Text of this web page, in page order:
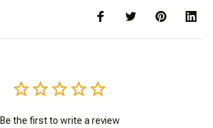
Be the first to write a review